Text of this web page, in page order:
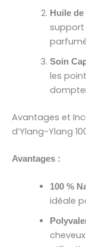
Huile
support
Soin
les
Avantages et
d’Ylang-Ylang
Avantages :
100 %
idéale